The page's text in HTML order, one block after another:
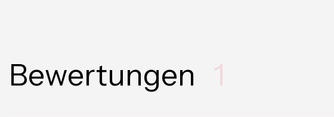
Bewertungen 1